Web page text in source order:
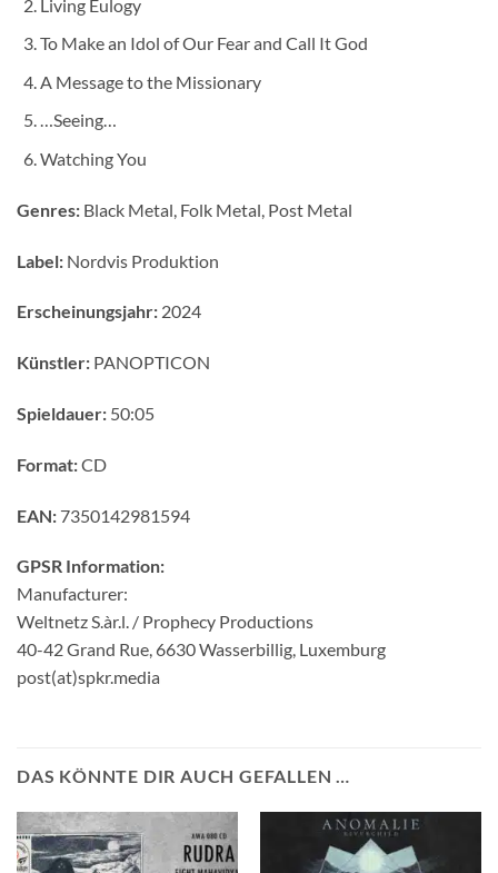
Living Eulogy
To Make an Idol of Our Fear and Call It God
A Message to the Missionary
…Seeing…
Watching You
Genres: Black Metal, Folk Metal, Post Metal
Label: Nordvis Produktion
Erscheinungsjahr: 2024
Künstler: PANOPTICON
Spieldauer: 50:05
Format:CD
EAN: 7350142981594
GPSR Information:
Manufacturer:
Weltnetz S.àr.l. / Prophecy Productions
40-42 Grand Rue, 6630 Wasserbillig, Luxemburg
post(at)spkr.media
DAS KÖNNTE DIR AUCH GEFALLEN …